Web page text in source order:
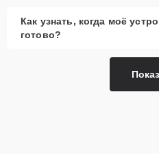
Как узнать, когда моё
готово?